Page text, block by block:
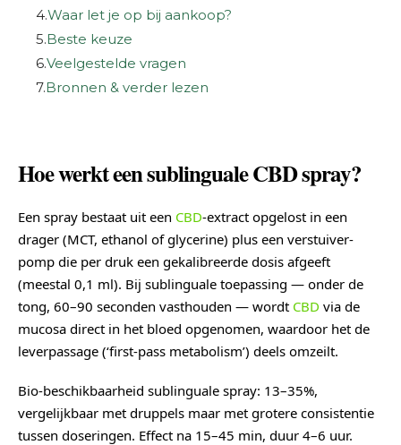
4.Waar let je op bij aankoop?
5.Beste keuze
6.Veelgestelde vragen
7.Bronnen & verder lezen
Hoe werkt een sublinguale CBD spray?
Een spray bestaat uit een CBD-extract opgelost in een
drager (MCT, ethanol of glycerine) plus een verstuiver-
pomp die per druk een gekalibreerde dosis afgeeft
(meestal 0,1 ml). Bij sublinguale toepassing — onder de
tong, 60–90 seconden vasthouden — wordt CBD via de
mucosa direct in het bloed opgenomen, waardoor het de
leverpassage (‘first-pass metabolism’) deels omzeilt.
Bio-beschikbaarheid sublinguale spray: 13–35%,
vergelijkbaar met druppels maar met grotere consistentie
tussen doseringen. Effect na 15–45 min, duur 4–6 uur.